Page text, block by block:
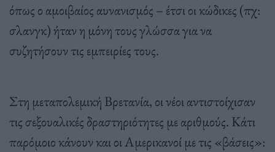
όπως ο αμοιβαίος αυνανισμός – έτσι οι κώδικες (πχ:
σλανγκ) ήταν η μόνη τους γλώσσα για να
συζητήσουν τις εμπειρίες τους.
Στη μεταπολεμική Βρετανία, οι νέοι αντιστοίχισαν
τις σεξουαλικές δραστηριότητες με αριθμούς. Κάτι
παρόμοιο κάνουν και οι Αμερικανοί με τις «βάσεις»: